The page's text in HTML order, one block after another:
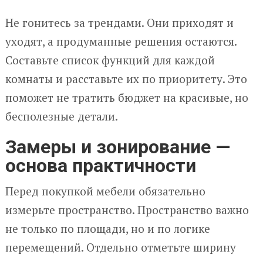
Не гонитесь за трендами. Они приходят и
уходят, а продуманные решения остаются.
Составьте список функций для каждой
комнаты и расставьте их по приоритету. Это
поможет не тратить бюджет на красивые, но
бесполезные детали.
Замеры и зонирование —
основа практичности
Перед покупкой мебели обязательно
измерьте пространство. Пространство важно
не только по площади, но и по логике
перемещений. Отдельно отметьте ширину